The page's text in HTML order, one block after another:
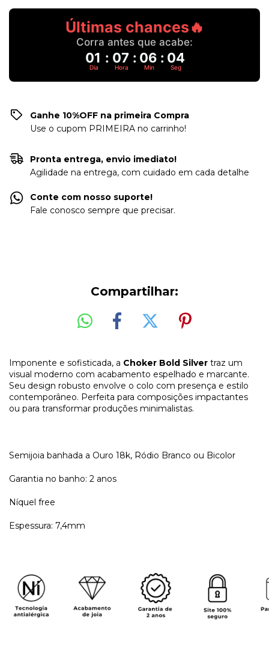
Últimas chances🔥
Corra antes que acabe:
01 : 07 : 06 : 04
Dia Hora Min Seg
Ganhe 10%OFF na primeira Compra
Use o cupom PRIMEIRA no carrinho!
Pronta entrega, envio imediato!
Agilidade na entrega, com cuidado em cada detalhe
Conte com nosso suporte!
Fale conosco sempre que precisar.
Compartilhar:
Imponente e sofisticada, a Choker Bold Silver traz um
visual moderno com acabamento espelhado e marcante.
Seu design robusto envolve o colo com presença e estilo
contemporâneo. Perfeita para composições impactantes
ou para transformar produções minimalistas.
Semijoia banhada a Ouro 18k, Ródio Branco ou Bicolor
Garantia no banho: 2 anos
Níquel free
Espessura: 7,4mm